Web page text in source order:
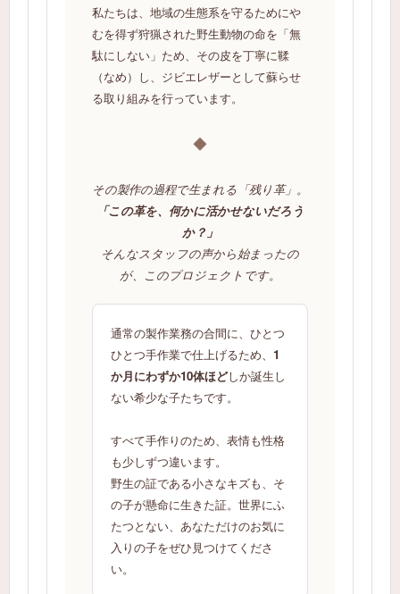
私たちは、地域の生態系を守るためにや
むを得ず狩猟された野生動物の命を「無
駄にしない」ため、その皮を丁寧に鞣
（なめ）し、ジビエレザーとして蘇らせ
る取り組みを行っています。
◆
その製作の過程で生まれる「残り革」。
「この革を、何かに活かせないだろう
か？」
そんなスタッフの声から始まったの
が、このプロジェクトです。
通常の製作業務の合間に、ひとつ
ひとつ手作業で仕上げるため、 1
か月にわずか10体ほどしか誕生し
ない希少な子たちです。
すべて手作りのため、表情も性格
も少しずつ違います。
野生の証である小さなキズも、そ
の子が懸命に生きた証。世界にふ
たつとない、あなただけのお気に
入りの子をぜひ見つけてくださ
い。